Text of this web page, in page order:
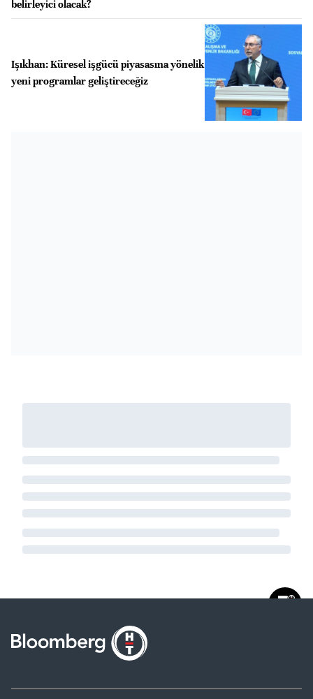
belirleyici olacak?
Işıkhan: Küresel işgücü piyasasına yönelik
yeni programlar geliştireceğiz